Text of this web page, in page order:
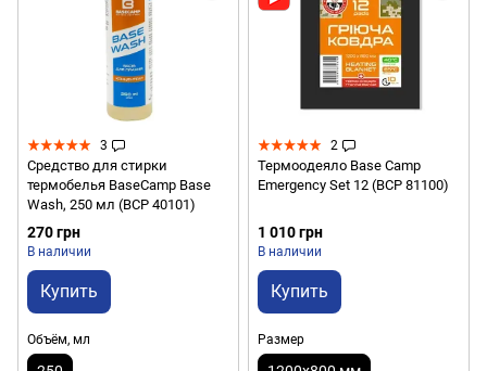
3
Средство для стирки
термобелья BaseCamp Base
Wash, 250 мл (BCP 40101)
270 грн
В наличии
Купить
Объём, мл
2
Термоодеяло Base Camp
Emergency Set 12 (BCP 81100)
1 010 грн
В наличии
Купить
Размер